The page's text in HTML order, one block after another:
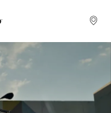
principal